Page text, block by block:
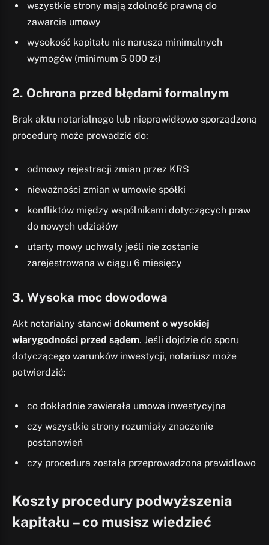
wszystkie strony mają zdolność prawną do
zawarcia umowy
wysokość kapitału nie narusza minimalnych
wymogów (minimum 5 000 zł)
2. Ochrona przed błędami formalnym
Brak aktu notarialnego lub nieprawidłowo sporządzoną
procedurę może prowadzić do:
odmowy rejestracji zmian przez KRS
nieważności zmian w umowie spółki
konfliktów między wspólnikami dotyczących praw
do nowych udziałów
utarty mowy uchwały jeśli nie zostanie
zarejestrowana w ciągu 6 miesięcy
3. Wysoka moc dowodowa
Akt notarialny stanowi dokument o wysokiej
wiarygodności przed sądem. Jeśli dojdzie do sporu
dotyczącego warunków inwestycji, notariusz może
potwierdzić:
co dokładnie zawierała umowa inwestycyjna
czy wszystkie strony rozumiały znaczenie
postanowień
czy procedura została przeprowadzona prawidłowo
Koszty procedury podwyższenia
kapitału – co musisz wiedzieć